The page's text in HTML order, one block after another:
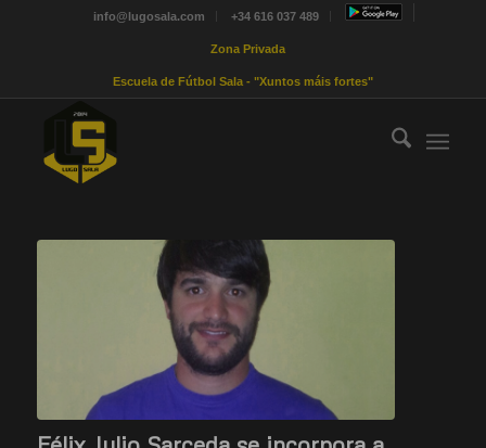
info@lugosala.com +34 616 037 489
Zona Privada
Escuela de Fútbol Sala - "Xuntos máis fortes"